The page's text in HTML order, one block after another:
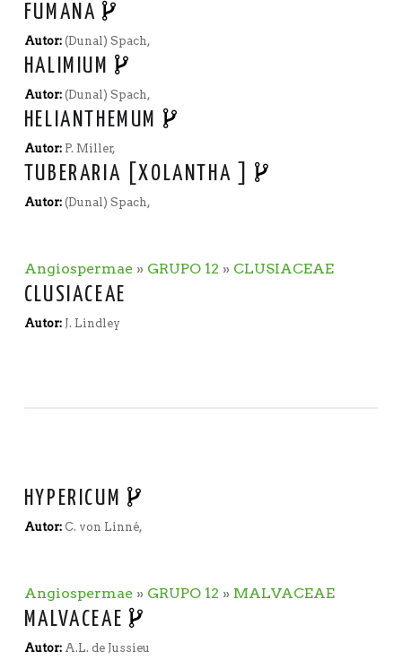
FUMANA
Autor: (Dunal) Spach,
HALIMIUM
Autor: (Dunal) Spach,
HELIANTHEMUM
Autor: P. Miller,
TUBERARIA [XOLANTHA ]
Autor: (Dunal) Spach,
Angiospermae» GRUPO 12 » CLUSIACEAE
CLUSIACEAE
Autor: J. Lindley
HYPERICUM
Autor: C. von Linné,
Angiospermae» GRUPO 12 » MALVACEAE
MALVACEAE
Autor: A.L. de Jussieu